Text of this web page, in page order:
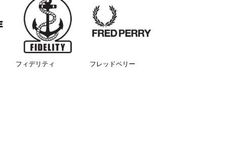
フィデリティ フレッドペリー